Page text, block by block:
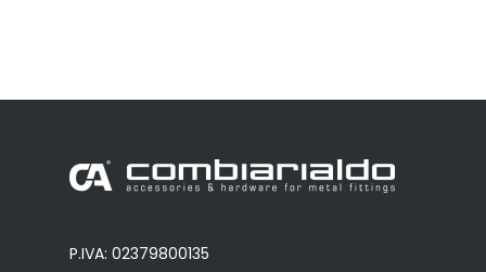
P.IVA: 02379800135